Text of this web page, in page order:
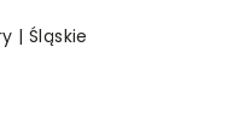
| Śląskie